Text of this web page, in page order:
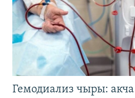
Гемодиализ чыры: